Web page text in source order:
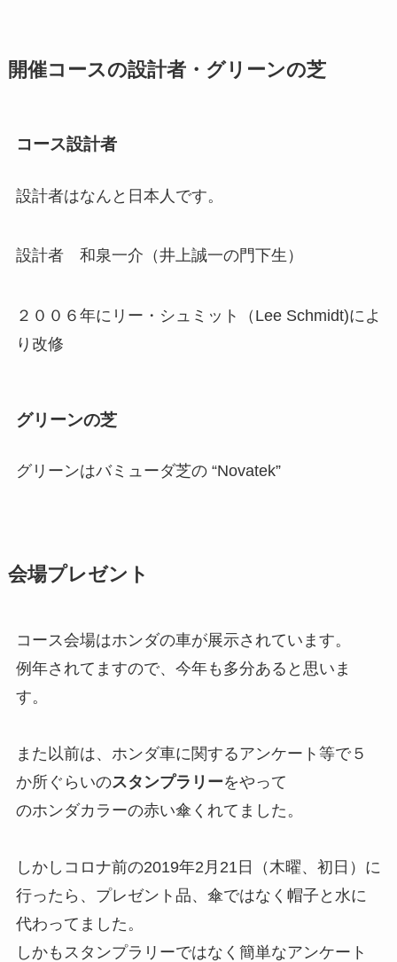
開催コースの設計者・グリーンの芝
コース設計者
設計者はなんと日本人です。
設計者 和泉一介（井上誠一の門下生）
２００６年にリー・シュミット（Lee Schmidt)によ
り改修
グリーンの芝
グリーンはバミューダ芝の “Novatek”
会場プレゼント
コース会場はホンダの車が展示されています。
例年されてますので、今年も多分あると思いま
す。
また以前は、ホンダ車に関するアンケート等で５
か所ぐらいのスタンプラリーをやって
のホンダカラーの赤い傘くれてました。
しかしコロナ前の2019年2月21日（木曜、初日）に
行ったら、プレゼント品、傘ではなく帽子と水に
代わってました。
しかもスタンプラリーではなく簡単なアンケート